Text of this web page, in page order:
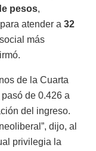
pesos,
atender a 32
más
de la Cuarta
pasó de 0.426 a
del ingreso.
dijo, al
privilegia la